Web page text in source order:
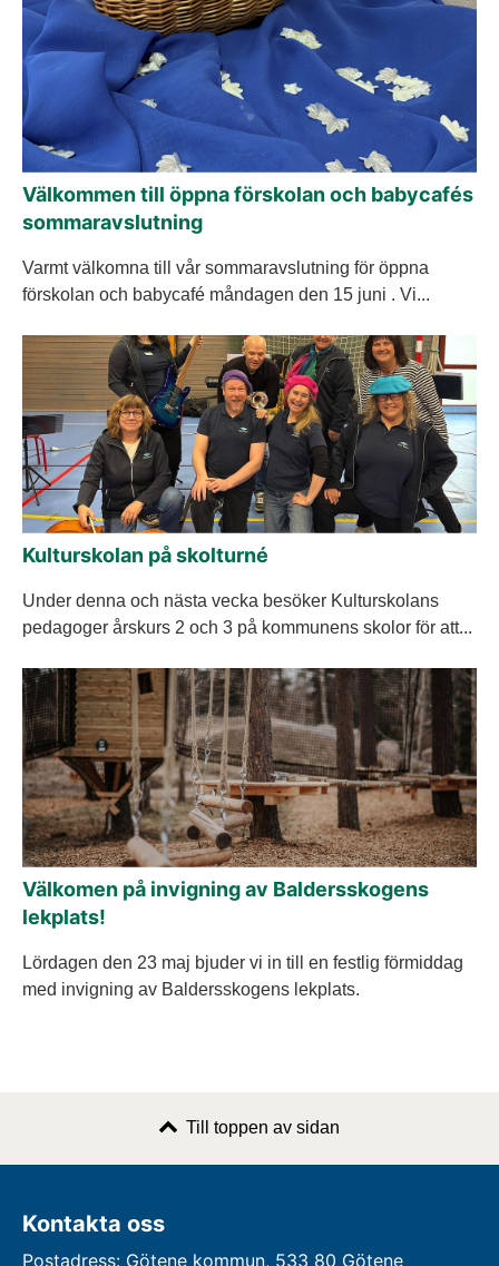
Välkommen till öppna förskolan och babycafés
sommaravslutning
Varmt välkomna till vår sommaravslutning för öppna
förskolan och babycafé måndagen den 15 juni . Vi...
Kulturskolan på skolturné
Under denna och nästa vecka besöker Kulturskolans
pedagoger årskurs 2 och 3 på kommunens skolor för att...
Välkomen på invigning av Baldersskogens
lekplats!
Lördagen den 23 maj bjuder vi in till en festlig förmiddag
med invigning av Baldersskogens lekplats.
Till toppen av sidan
Kontakta oss
Postadress: Götene kommun, 533 80 Götene